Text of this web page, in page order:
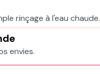
rinçage à l'eau chaude.
envies.